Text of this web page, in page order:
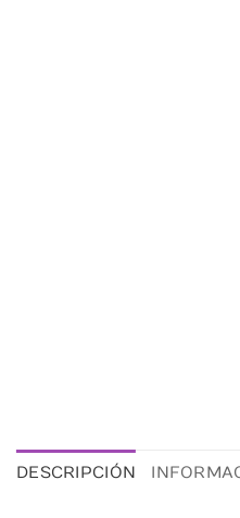
DESCRIPCIÓN